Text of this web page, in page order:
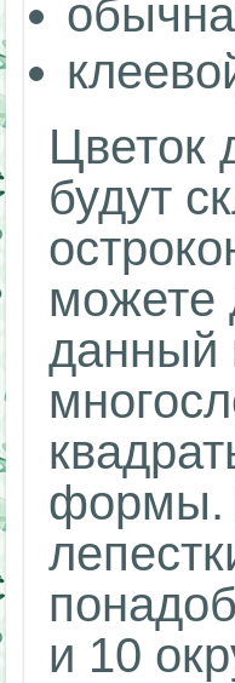
Цветок
будут
можете
данный
формы.
и 10